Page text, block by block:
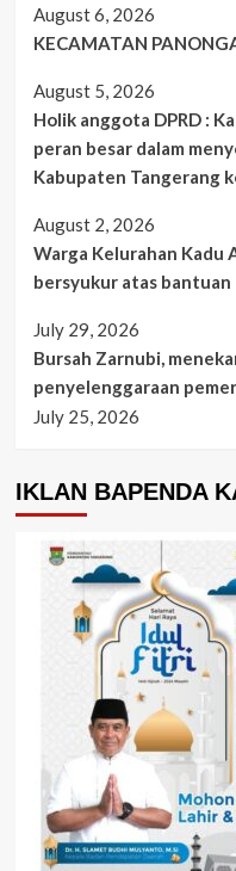
August 6, 2026
KECAMATAN
August 5, 2026
Holik anggota DPRD :
peran besar dalam
Kabupaten Tangerang
August 2, 2026
Warga Kelurahan Kadu
bersyukur atas bantuan
July 29, 2026
Bursah Zarnubi,
penyelenggaraan
July 25, 2026
IKLAN BAPENDA